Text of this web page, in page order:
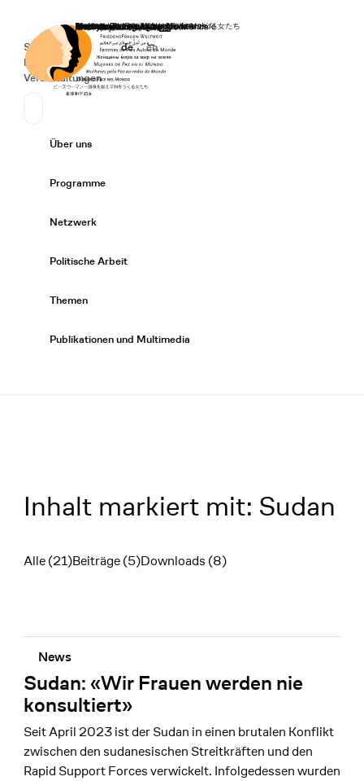
Startseite
Secondary Navigation
Spenden
News
Veranstaltungen
Sprache wechseln
Deutsch
de English
en
Primary Navigation
Über uns
Programme
Netzwerk
Politische Arbeit
Themen
Publikationen und Multimedia
Inhalt markiert mit: Sudan
Filter
Alle (21)Beiträge (5)Downloads (8)
Sudan: «Wir Frauen werden nie
konsultiert»
News
Seit April 2023 ist der Sudan in einen brutalen Konflikt
zwischen den sudanesischen Streitkräften und den
Rapid Support Forces verwickelt. Infolgedessen wurden